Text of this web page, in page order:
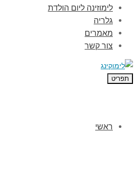
לימוזינה ליום הולדת
גלריה
מאמרים
צור קשר
תפריט
ראשי